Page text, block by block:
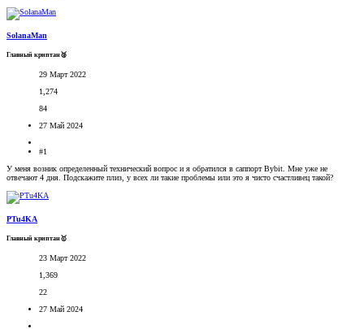
SolanaMan
Главный криптан🥈
29 Март 2022
1,274
84
27 Май 2024
#1
У меня возник определенный технический вопрос и я обратился в саппорт Bybit. Мне уже не
отвечают 4 дня. Подскажите плиз, у всех ли такие проблемы или это я чисто счастливец такой?
PTu4KA
Главный криптан🥇
23 Март 2022
1,369
22
27 Май 2024